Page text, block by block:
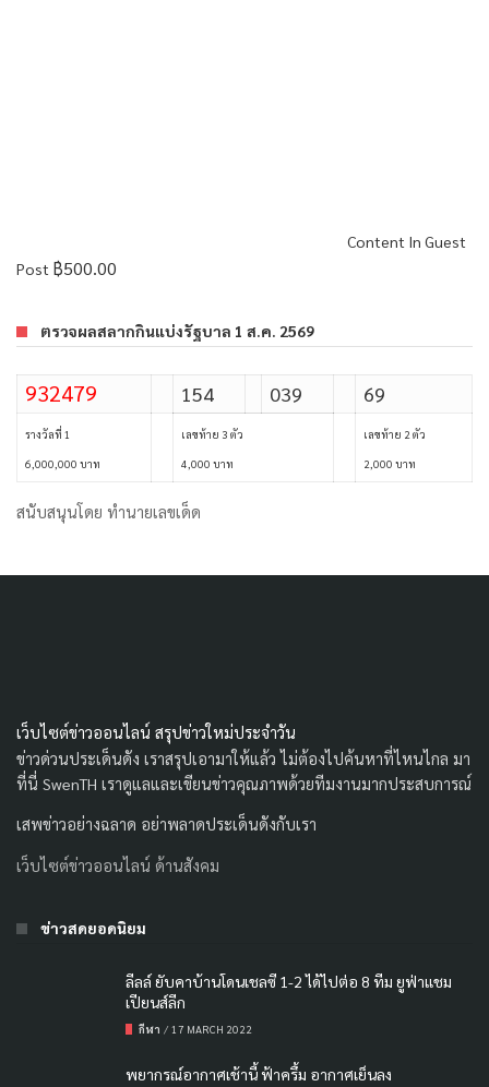
Content In Guest
Post ฿500.00
ตรวจผลสลากกินแบ่งรัฐบาล 1 ส.ค. 2569
932479 154 039 69
รางวัลที่ 1
6,000,000 บาท
เลขท้าย 3 ตัว
4,000 บาท
เลขท้าย 2 ตัว
2,000 บาท
สนับสนุนโดย ทำนายเลขเด็ด
เว็บไซต์ข่าวออนไลน์ สรุปข่าวใหม่ประจำวัน
ข่าวด่วนประเด็นดัง เราสรุปเอามาให้แล้ว ไม่ต้องไปค้นหาที่ไหนไกล มา
ที่นี่ SwenTH เราดูแลและเขียนข่าวคุณภาพด้วยทีมงานมากประสบการณ์
เสพข่าวอย่างฉลาด อย่าพลาดประเด็นดังกับเรา
เว็บไซต์ข่าวออนไลน์ ด้านสังคม
ข่าวสดยอดนิยม
ลีลล์ ยับคาบ้านโดนเชลซี 1-2 ได้ไปต่อ 8 ทีม ยูฟ่าแชม
เปียนส์ลีก
กีฬา / 17 MARCH 2022
พยากรณ์อากาศเช้านี้ ฟ้าครึ้ม อากาศเย็นลง